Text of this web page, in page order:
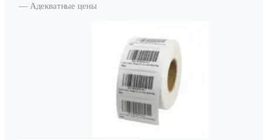
— Адекватные цены